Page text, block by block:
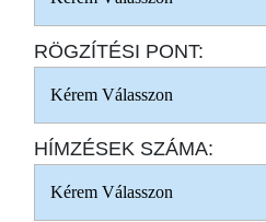
RÖGZÍTÉSI PONT:
HÍMZÉSEK SZÁMA: